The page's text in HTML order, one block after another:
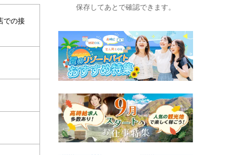
での接
保存してあとで確認できます。